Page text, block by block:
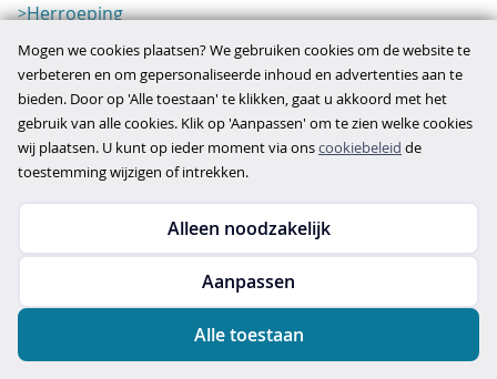
Herroeping
Over ons
Bedrijfsgegevens
Werkwijze
Overzichten
Verlopen aanbod
Copyright © 2026
privacy- en cookiebeleid
Mogen we cookies plaatsen? We gebruiken cookies om de website te
verbeteren en om gepersonaliseerde inhoud en advertenties aan te
bieden. Door op 'Alle toestaan' te klikken, gaat u akkoord met het
gebruik van alle cookies. Klik op 'Aanpassen' om te zien welke cookies
wij plaatsen. U kunt op ieder moment via onscookiebeleid de
toestemming wijzigen of intrekken.
Alleen noodzakelijk
Aanpassen
Alle toestaan